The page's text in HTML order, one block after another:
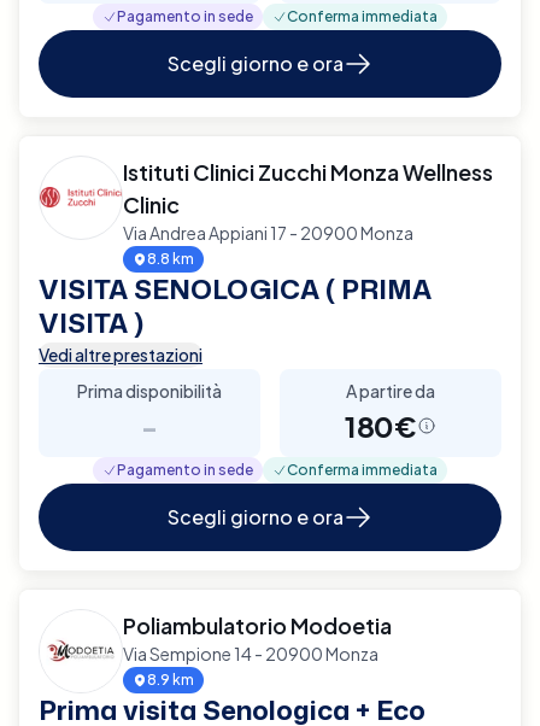
Pagamento in sede Conferma immediata
Scegli giorno e ora
Istituti Clinici Zucchi Monza Wellness
Clinic
Via Andrea Appiani 17 - 20900 Monza
8.8 km
VISITA SENOLOGICA ( PRIMA
VISITA )
Vedi altre prestazioni
Prima disponibilità
-
A partire da
180€
Pagamento in sede Conferma immediata
Scegli giorno e ora
Poliambulatorio Modoetia
Via Sempione 14 - 20900 Monza
8.9 km
Prima visita Senologica + Eco